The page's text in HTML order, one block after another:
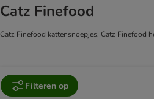
Catz Finefood
Catz Finefood kattensnoepjes. Catz Finefood
Filteren op